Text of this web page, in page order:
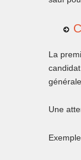
La
Une